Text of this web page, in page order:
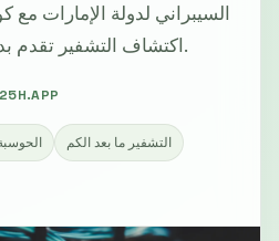
السيبراني لدولة الإمارات مع
اكتشاف التشفير تقدم بداية عملية للتحول الآمن.
25H.APP
التشفير ما بعد الكم